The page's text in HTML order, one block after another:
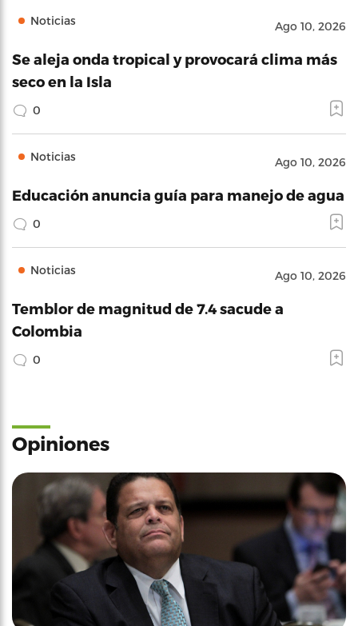
Noticias Ago 10, 2026
Se aleja onda tropical y provocará clima más
seco en la Isla
0
Noticias Ago 10, 2026
Educación anuncia guía para manejo de agua
0
Noticias Ago 10, 2026
Temblor de magnitud de 7.4 sacude a
Colombia
0
Opiniones